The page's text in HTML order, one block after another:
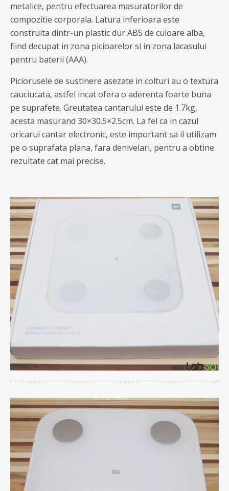
metalice, pentru efectuarea masuratorilor de
compozitie corporala. Latura inferioara este
construita dintr-un plastic dur ABS de culoare alba,
fiind decupat in zona picioarelor si in zona lacasului
pentru baterii (AAA).
Piciorusele de sustinere asezate in colturi au o textura
cauciucata, astfel incat ofera o aderenta foarte buna
pe suprafete. Greutatea cantarului este de 1.7kg,
acesta masurand 30×30.5×2.5cm. La fel ca in cazul
oricarui cantar electronic, este important sa il utilizam
pe o suprafata plana, fara denivelari, pentru a obtine
rezultate cat mai precise.